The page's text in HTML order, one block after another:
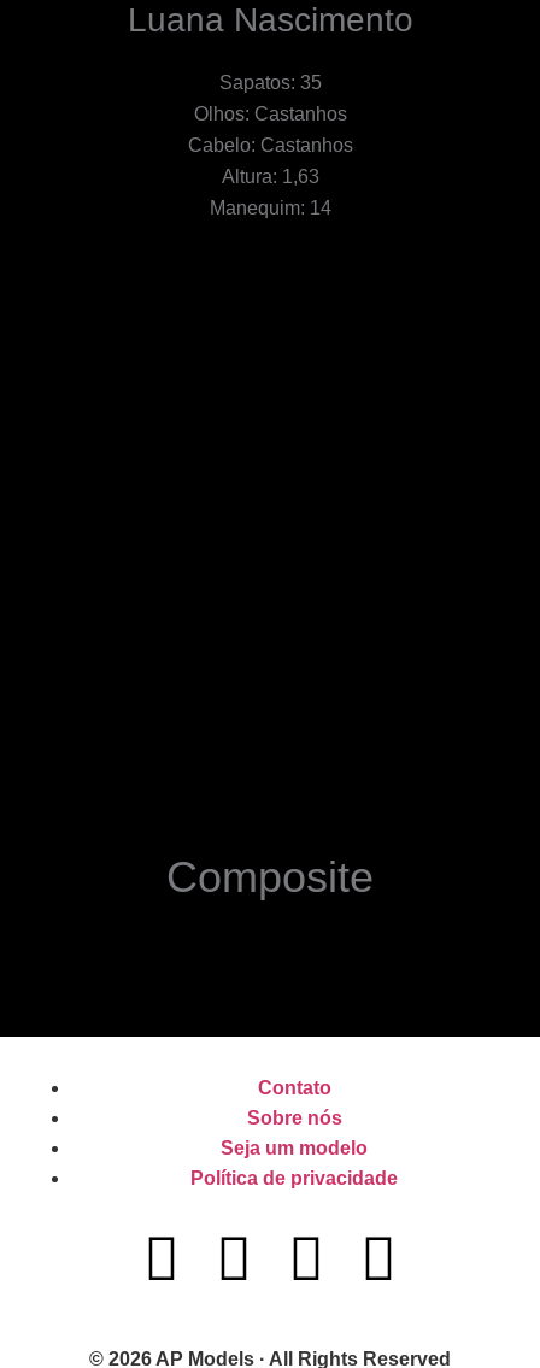
Luana Nascimento
Sapatos: 35
Olhos: Castanhos
Cabelo: Castanhos
Altura: 1,63
Manequim: 14
Composite
Contato
Sobre nós
Seja um modelo
Política de privacidade
© 2026 AP Models · All Rights Reserved